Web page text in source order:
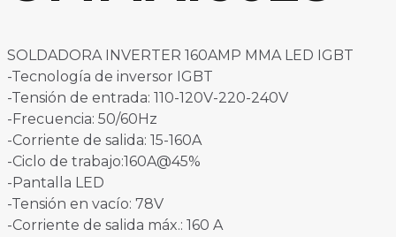
SOLDADORA INVERTER 160AMP MMA LED IGBT
-Tecnología de inversor IGBT
-Tensión de entrada: 110-120V-220-240V
-Frecuencia: 50/60Hz
-Corriente de salida: 15-160A
-Ciclo de trabajo:160A@45%
-Pantalla LED
-Tensión en vacío: 78V
-Corriente de salida máx.: 160 A